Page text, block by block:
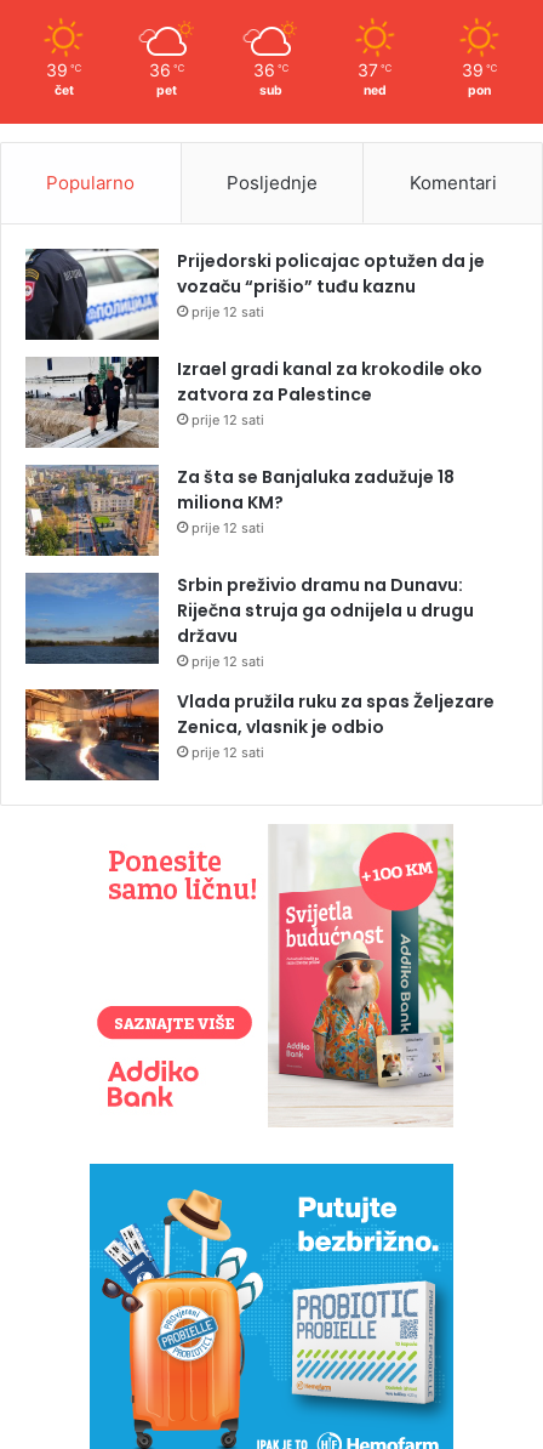
39 ℃
čet
36 ℃
pet
36 ℃
sub
37 ℃
ned
39 ℃
pon
Popularno Posljednje Komentari
Prijedorski policajac optužen da je
vozaču “prišio” tuđu kaznu
prije 12 sati
Izrael gradi kanal za krokodile oko
zatvora za Palestince
prije 12 sati
Za šta se Banjaluka zadužuje 18
miliona KM?
prije 12 sati
Srbin preživio dramu na Dunavu:
Riječna struja ga odnijela u drugu
državu
prije 12 sati
Vlada pružila ruku za spas Željezare
Zenica, vlasnik je odbio
prije 12 sati